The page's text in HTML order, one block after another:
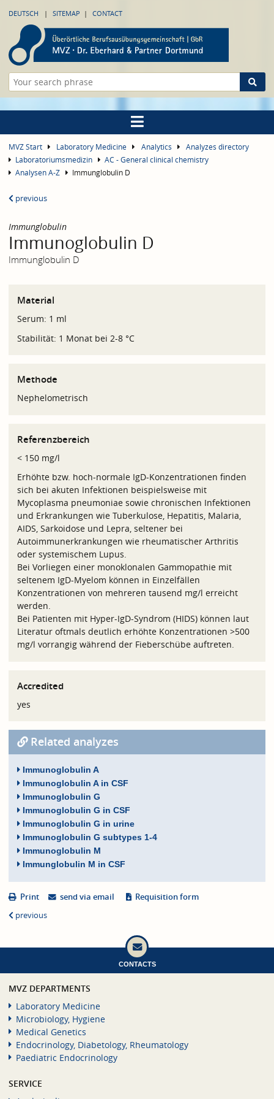
DEUTSCH SITEMAP CONTACT
MVZ Start Laboratory Medicine Analytics
Analyzes directory
Laboratoriumsmedizin
AC - General clinical chemistry
Analysen A-Z
Immunglobulin D
previous
Immunglobulin
Immunoglobulin D
Immunglobulin D
Material
Serum: 1 ml
Stabilität: 1 Monat bei 2-8 °C
Methode
Nephelometrisch
Referenzbereich
< 150 mg/l
Erhöhte bzw. hoch-normale IgD-Konzentrationen finden
sich bei akuten Infektionen beispielsweise mit
Mycoplasma pneumoniae sowie chronischen Infektionen
und Erkrankungen wie Tuberkulose, Hepatitis, Malaria,
AIDS, Sarkoidose und Lepra, seltener bei
Autoimmunerkrankungen wie rheumatischer Arthritis
oder systemischem Lupus.
Bei Vorliegen einer monoklonalen Gammopathie mit
seltenem IgD-Myelom können in Einzelfällen
Konzentrationen von mehreren tausend mg/l erreicht
werden.
Bei Patienten mit Hyper-IgD-Syndrom (HIDS) können laut
Literatur oftmals deutlich erhöhte Konzentrationen >500
mg/l vorrangig während der Fieberschübe auftreten.
Accredited
yes
Related analyzes
Immunoglobulin A
Immunoglobulin A in CSF
Immunoglobulin G
Immunoglobulin G in CSF
Immunoglobulin G in urine
Immunoglobulin G subtypes 1-4
Immunoglobulin M
Immunglobulin M in CSF
Print send via email
Requisition form
previous
CONTACTS
MVZ DEPARTMENTS
Laboratory Medicine
Microbiology, Hygiene
Medical Genetics
Endocrinology, Diabetology, Rheumatology
Paediatric Endocrinology
SERVICE